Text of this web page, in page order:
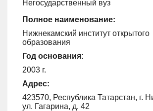
Негосударственный вуз
Полное наименование:
Нижнекамский институт открытого
образования
Год основания:
2003 г.
Адрес:
423570, Республика Татарстан, г.
ул. Гагарина, д. 42